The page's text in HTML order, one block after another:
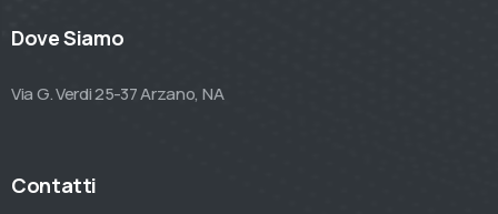
Dove Siamo
Via G. Verdi 25-37 Arzano, NA
Contatti